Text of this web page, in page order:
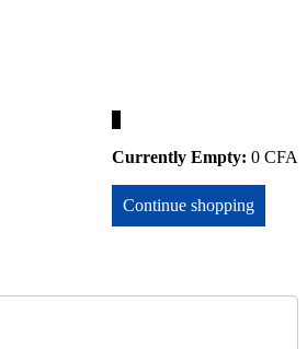
Currently Empty: 0 CFA
Continue shopping